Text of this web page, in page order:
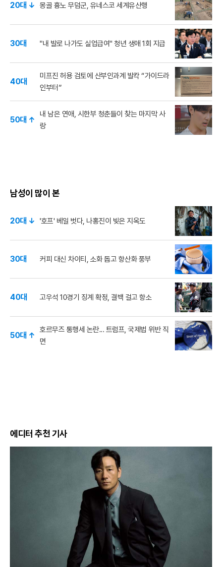
20대 ↓ 몽골 흉노 무덤군, 유네스코 세계유산행
30대 "내 발로 나가도 실업급여" 청년 생애 1회 지급
40대
미프진 허용 검토에 산부인과계 발칵 “가이드라
인부터”
50대 ↑
내 남은 연애, 시한부 청춘들이 찾는 마지막 사
랑
남성이 많이 본
20대 ↓ '호프' 베일 벗다, 나홍진이 빚은 지옥도
30대 커피 대신 차이티, 소화 돕고 항산화 풍부
40대 고우석 10경기 징계 확정, 결백 걸고 항소
50대 ↑
호르무즈 통행세 논란... 트럼프, 국제법 위반 직
면
에디터 추천 기사